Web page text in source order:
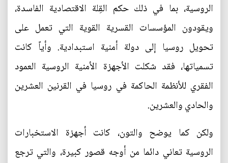
الروسية، بما في ذلك حكم القِلة الاقتصادية الفاسدة،
ويقودون المؤسسات القسرية القوية التي تعمل على
تحويل روسيا إلى دولة أمنية استبدادية. وأياً كانت
تسمياتها، فقد شكلت الأجهزة الأمنية الروسية العمود
الفقري للأنظمة الحاكمة في روسيا في القرنين العشرين
والحادي والعشرين.
ولكن كما يوضح والتون، كانت أجهزة الاستخبارات
الروسية تعاني دائما من أوجه قصور كبيرة، والتي ترجع